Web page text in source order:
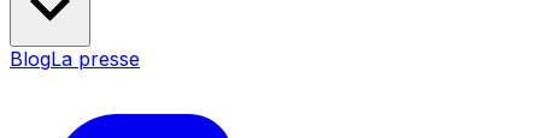
BlogLa presse